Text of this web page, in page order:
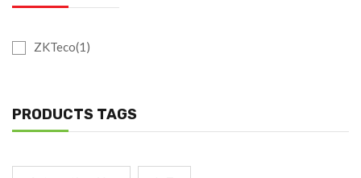
ZKTeco(1)
PRODUCTS TAGS